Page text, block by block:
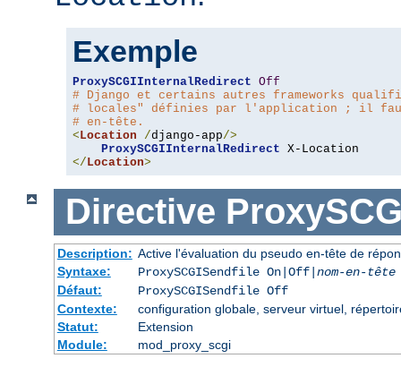
Exemple
ProxySCGIInternalRedirect Off
# Django et certains autres frameworks
# locales" définies par l'application ; il
# en-tête.
<Location /django-app/>
ProxySCGIInternalRedirect
</Location>
Directive
Description: Active l'évaluation du pseudo en-tête de
Syntaxe:
ProxySCGISendfile On|Off| nom-en-tête
Défaut:
ProxySCGISendfile Off
Contexte:
configuration globale, serveur virtuel,
Statut:
Extension
Module:
mod_proxy_scgi